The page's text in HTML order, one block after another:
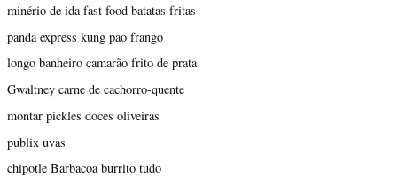
minério de ida fast food batatas fritas
panda express kung pao frango
longo banheiro camarão frito de prata
Gwaltney carne de cachorro-quente
montar pickles doces oliveiras
publix uvas
chipotle Barbacoa burrito tudo